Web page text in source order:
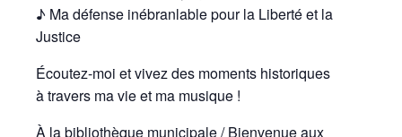
♪ Ma défense inébranlable pour la Liberté et la
Justice
Écoutez-moi et vivez des moments historiques
à travers ma vie et ma musique !
À la bibliothèque municipale / Bienvenue aux